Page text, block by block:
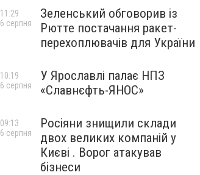
Зеленський обговорив із
Рютте постачання ракет-
перехоплювачів для України
11:29
6 серпня
У Ярославлі палає НПЗ
«Славнєфть-ЯНОС»
10:19
6 серпня
Росіяни знищили склади
двох великих компаній у
Києві . Ворог атакував
бізнеси
09:13
6 серпня